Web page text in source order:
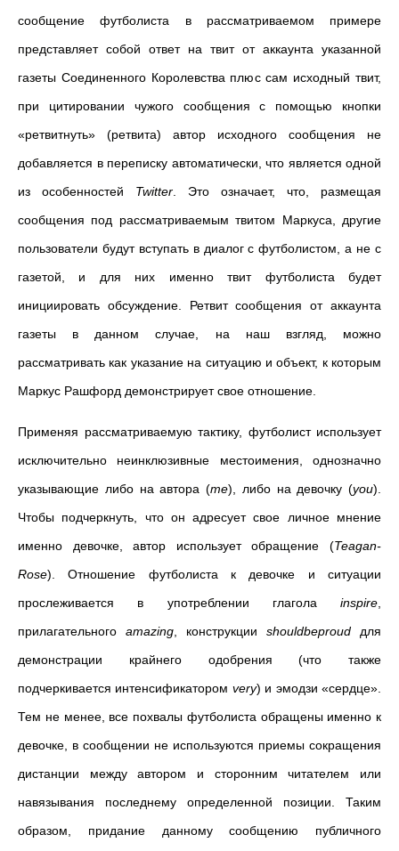
сообщение футболиста в рассматриваемом примере
представляет собой ответ на твит от аккаунта указанной
газеты Соединенного Королевства плюс сам исходный твит,
при цитировании чужого сообщения с помощью кнопки
«ретвитнуть» (ретвита) автор исходного сообщения не
добавляется в переписку автоматически, что является одной
из особенностей Twitter . Это означает, что, размещая
сообщения под рассматриваемым твитом Маркуса, другие
пользователи будут вступать в диалог с футболистом, а не с
газетой, и для них именно твит футболиста будет
инициировать обсуждение. Ретвит сообщения от аккаунта
газеты в данном случае, на наш взгляд, можно
рассматривать как указание на ситуацию и объект, к которым
Маркус Рашфорд демонстрирует свое отношение.
Применяя рассматриваемую тактику, футболист использует
исключительно неинклюзивные местоимения, однозначно
указывающие либо на автора (me), либо на девочку (you).
Чтобы подчеркнуть, что он адресует свое личное мнение
именно девочке, автор использует обращение (Teagan-
Rose). Отношение футболиста к девочке и ситуации
прослеживается в употреблении глагола inspire
прилагательного amazing , конструкции shouldbeproud для
демонстрации крайнего одобрения (что также
подчеркивается интенсификатором very) и эмодзи «сердце».
Тем не менее, все похвалы футболиста обращены именно к
девочке, в сообщении не используются приемы сокращения
дистанции между автором и сторонним читателем или
навязывания последнему определенной позиции. Таким
образом, придание данному сообщению публичного